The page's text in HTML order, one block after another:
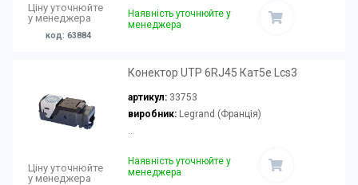
Ціну уточнюйте
у менеджера
код: 63884
Наявність уточнюйте у
менеджера
Ціну уточнюйте
у менеджера
Конектор UTP 6RJ45 Кат5е Lcs3
артикул: 33753
виробник:Legrand (Франція)
..
Наявність уточнюйте у
менеджера